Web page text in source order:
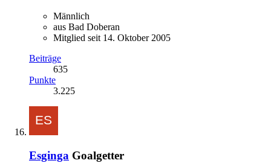
Männlich
aus Bad Doberan
Mitglied seit 14. Oktober 2005
Beiträge
635
Punkte
3.225
Esginga Goalgetter